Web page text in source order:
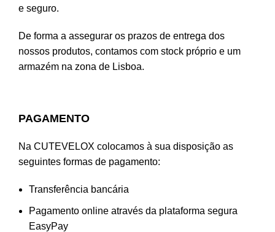
e seguro.
De forma a assegurar os prazos de entrega dos
nossos produtos, contamos com stock próprio e um
armazém na zona de Lisboa.
PAGAMENTO
Na CUTEVELOX colocamos à sua disposição as
seguintes formas de pagamento:
Transferência bancária
Pagamento online através da plataforma segura
EasyPay